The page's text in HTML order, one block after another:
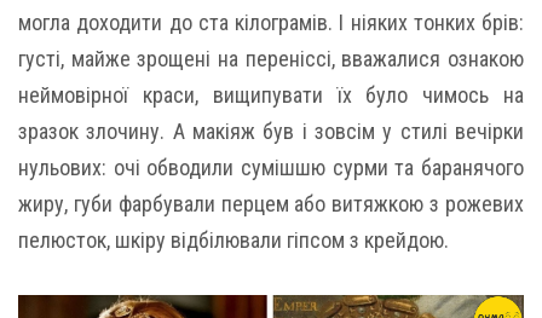
могла доходити до ста кілограмів. І ніяких тонких брів:
густі, майже зрощені на переніссі, вважалися ознакою
неймовірної краси, вищипувати їх було чимось на
зразок злочину. А макіяж був і зовсім у стилі вечірки
нульових: очі обводили сумішшю сурми та баранячого
жиру, губи фарбували перцем або витяжкою з рожевих
пелюсток, шкіру відбілювали гіпсом з крейдою.